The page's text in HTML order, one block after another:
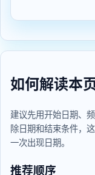
如何解读本
建议先用开始日期、
除日期和结束条件，
一次出现日期。
推荐顺序